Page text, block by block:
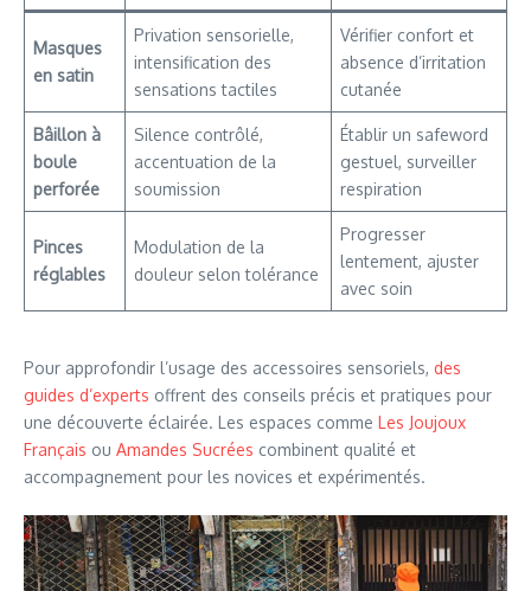
Masques
en satin
Privation sensorielle,
intensification des
sensations tactiles
Vérifier confort et
absence d’irritation
cutanée
Bâillon à
boule
perforée
Silence contrôlé,
accentuation de la
soumission
Établir un safeword
gestuel, surveiller
respiration
Pinces
réglables
Modulation de la
douleur selon tolérance
Progresser
lentement, ajuster
avec soin
Pour approfondir l’usage des accessoires sensoriels, des
guides d’experts offrent des conseils précis et pratiques pour
une découverte éclairée. Les espaces comme Les Joujoux
Français ou Amandes Sucrées combinent qualité et
accompagnement pour les novices et expérimentés.